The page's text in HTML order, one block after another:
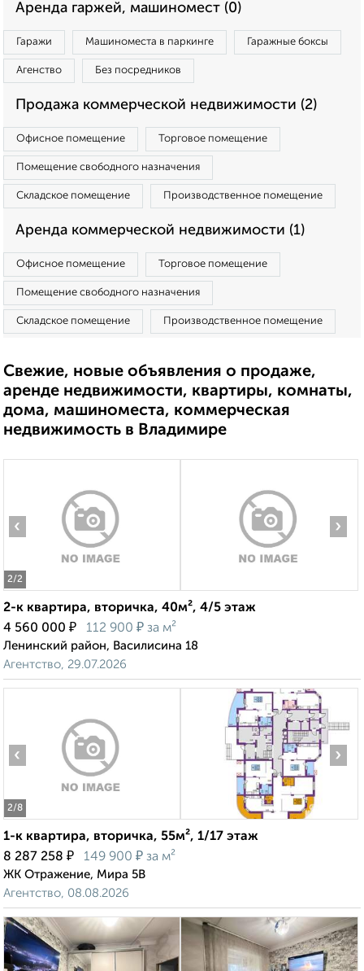
Аренда гаржей, машиномест (0)
Гаражи Машиноместа в паркинге Гаражные боксы
Агенство Без посредников
Продажа коммерческой недвижимости (2)
Офисное помещение Торговое помещение
Помещение свободного назначения
Складское помещение Производственное помещение
Аренда коммерческой недвижимости (1)
Офисное помещение Торговое помещение
Помещение свободного назначения
Складское помещение Производственное помещение
Свежие, новые объявления о продаже,
аренде недвижимости, квартиры, комнаты,
дома, машиноместа, коммерческая
недвижимость в Владимире
2/2
‹ ›
2-к квартира, вторичка, 40м², 4/5 этаж
4 560 000 ₽ 112 900 ₽ за м²
Ленинский район, Василисина 18
Агентство, 29.07.2026
2/8
‹ ›
1-к квартира, вторичка, 55м², 1/17 этаж
8 287 258 ₽ 149 900 ₽ за м²
ЖК Отражение, Мира 5В
Агентство, 08.08.2026